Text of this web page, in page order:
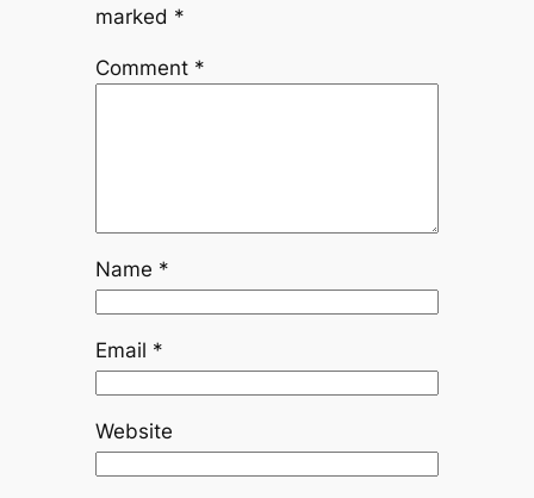
marked *
Comment *
Name *
Email *
Website